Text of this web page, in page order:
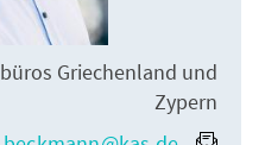
Griechenland und
Zypern